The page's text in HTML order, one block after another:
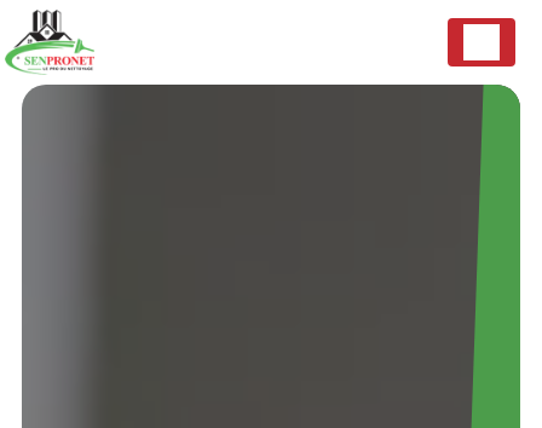
Panneau de gestion des cookies